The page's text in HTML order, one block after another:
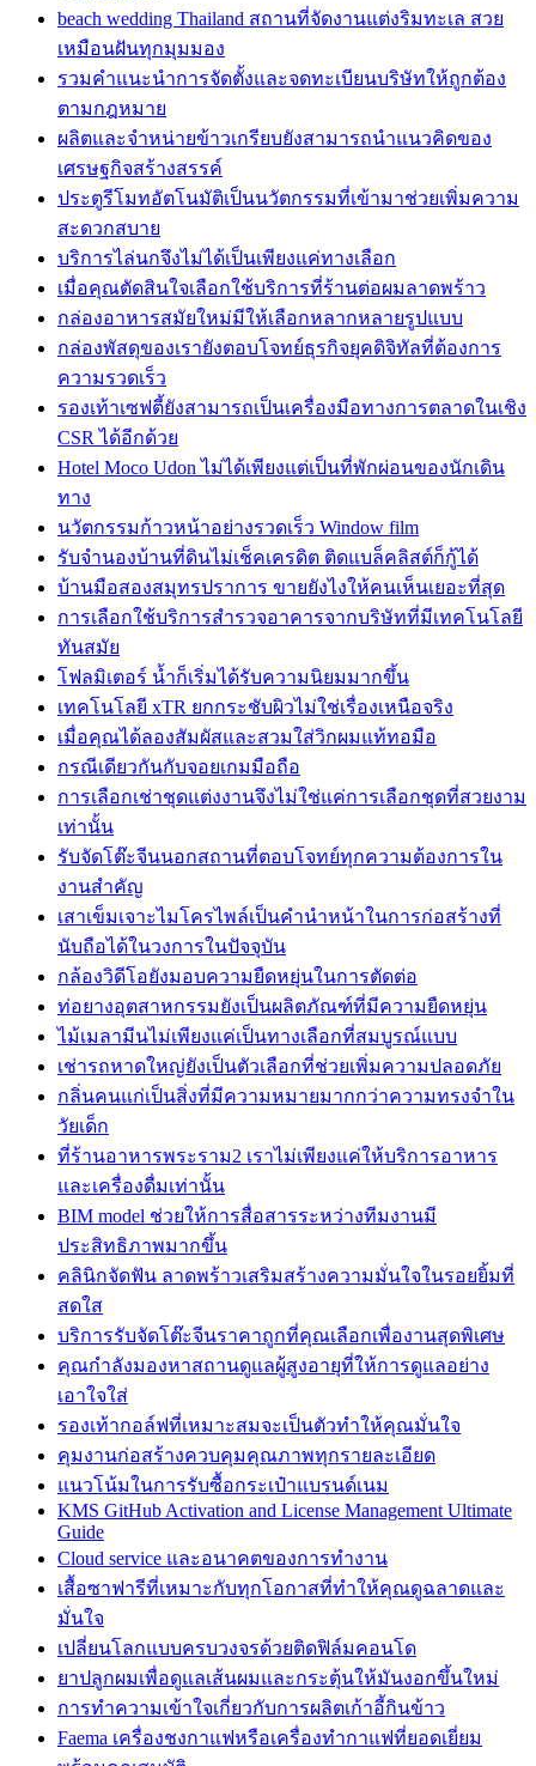
beach wedding Thailand สถานที่จัดงานแต่งริมทะเล สวย
เหมือนฝันทุกมุมมอง
รวมคำแนะนำการจัดตั้งและจดทะเบียนบริษัทให้ถูกต้อง
ตามกฎหมาย
ผลิตและจำหน่ายข้าวเกรียบยังสามารถนำแนวคิดของ
เศรษฐกิจสร้างสรรค์
ประตูรีโมทอัตโนมัติเป็นนวัตกรรมที่เข้ามาช่วยเพิ่มความ
สะดวกสบาย
บริการไล่นกจึงไม่ได้เป็นเพียงแค่ทางเลือก
เมื่อคุณตัดสินใจเลือกใช้บริการที่ร้านต่อผมลาดพร้าว
กล่องอาหารสมัยใหม่มีให้เลือกหลากหลายรูปแบบ
กล่องพัสดุของเรายังตอบโจทย์ธุรกิจยุคดิจิทัลที่ต้องการ
ความรวดเร็ว
รองเท้าเซฟตี้ยังสามารถเป็นเครื่องมือทางการตลาดในเชิง
CSR ได้อีกด้วย
Hotel Moco Udon ไม่ได้เพียงแต่เป็นที่พักผ่อนของนักเดิน
ทาง
นวัตกรรมก้าวหน้าอย่างรวดเร็ว Window film
รับจำนองบ้านที่ดินไม่เช็คเครดิต ติดแบล็คลิสต์ก็กู้ได้
บ้านมือสองสมุทรปราการ ขายยังไงให้คนเห็นเยอะที่สุด
การเลือกใช้บริการสำรวจอาคารจากบริษัทที่มีเทคโนโลยี
ทันสมัย
โฟลมิเตอร์ น้ำก็เริ่มได้รับความนิยมมากขึ้น
เทคโนโลยี xTR ยกกระชับผิวไม่ใช่เรื่องเหนือจริง
เมื่อคุณได้ลองสัมผัสและสวมใส่วิกผมแท้ทอมือ
กรณีเดียวกันกับจอยเกมมือถือ
การเลือกเช่าชุดแต่งงานจึงไม่ใช่แค่การเลือกชุดที่สวยงาม
เท่านั้น
รับจัดโต๊ะจีนนอกสถานที่ตอบโจทย์ทุกความต้องการใน
งานสำคัญ
เสาเข็มเจาะไมโครไพล์เป็นคำนำหน้าในการก่อสร้างที่
นับถือได้ในวงการในปัจจุบัน
กล้องวิดีโอยังมอบความยืดหยุ่นในการตัดต่อ
ท่อยางอุตสาหกรรมยังเป็นผลิตภัณฑ์ที่มีความยืดหยุ่น
ไม้เมลามีนไม่เพียงแค่เป็นทางเลือกที่สมบูรณ์แบบ
เช่ารถหาดใหญ่ยังเป็นตัวเลือกที่ช่วยเพิ่มความปลอดภัย
กลิ่นคนแก่เป็นสิ่งที่มีความหมายมากกว่าความทรงจำใน
วัยเด็ก
ที่ร้านอาหารพระราม2 เราไม่เพียงแค่ให้บริการอาหาร
และเครื่องดื่มเท่านั้น
BIM model ช่วยให้การสื่อสารระหว่างทีมงานมี
ประสิทธิภาพมากขึ้น
คลินิกจัดฟัน ลาดพร้าวเสริมสร้างความมั่นใจในรอยยิ้มที่
สดใส
บริการรับจัดโต๊ะจีนราคาถูกที่คุณเลือกเพื่องานสุดพิเศษ
คุณกำลังมองหาสถานดูแลผู้สูงอายุที่ให้การดูแลอย่าง
เอาใจใส่
รองเท้ากอล์ฟที่เหมาะสมจะเป็นตัวทำให้คุณมั่นใจ
คุมงานก่อสร้างควบคุมคุณภาพทุกรายละเอียด
แนวโน้มในการรับซื้อกระเป๋าแบรนด์เนม
KMS GitHub Activation and License Management Ultimate
Guide
Cloud service และอนาคตของการทำงาน
เสื้อซาฟารีที่เหมาะกับทุกโอกาสที่ทำให้คุณดูฉลาดและ
มั่นใจ
เปลี่ยนโลกแบบครบวงจรด้วยติดฟิล์มคอนโด
ยาปลูกผมเพื่อดูแลเส้นผมและกระตุ้นให้มันงอกขึ้นใหม่
การทำความเข้าใจเกี่ยวกับการผลิตเก้าอี้กินข้าว
Faema เครื่องชงกาแฟหรือเครื่องทำกาแฟที่ยอดเยี่ยม